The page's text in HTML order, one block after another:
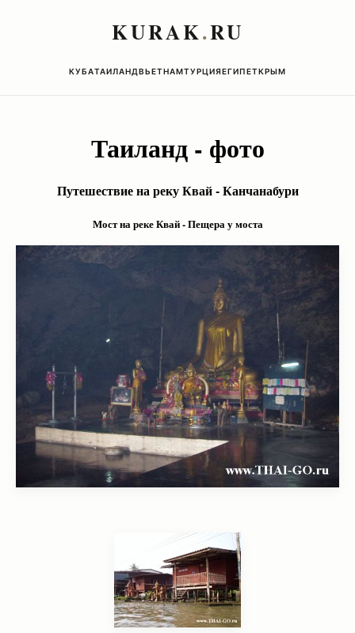
KURAK.RU
КУБАТАИЛАНДВЬЕТНАМТУРЦИЯЕГИПЕТКРЫМ
Таиланд - фото
Путешествие на реку Квай - Канчанабури
Мост на реке Квай - Пещера у моста